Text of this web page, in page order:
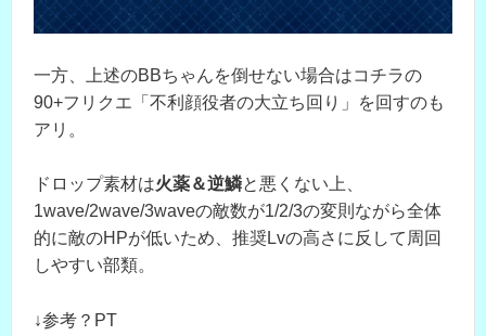
一方、上述のBBちゃんを倒せない場合はコチラの
90+フリクエ「不利顔役者の大立ち回り」を回すのも
アリ。
ドロップ素材は火薬＆逆鱗と悪くない上、
1wave/2wave/3waveの敵数が1/2/3の変則ながら全体
的に敵のHPが低いため、推奨Lvの高さに反して周回
しやすい部類。
↓参考？PT